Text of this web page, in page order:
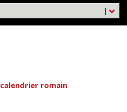
|
calendrier romain.